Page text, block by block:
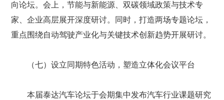
向论坛。会上，节能与新能源、双碳领域政策与技术专
家、企业高层展开深度研讨。同时，打造两场专题论坛，
重点围绕自动驾驶产业化与关键技术创新趋势开展研讨。
（七）设立同期特色活动，塑造立体化会议平台
本届泰达汽车论坛于会期集中发布汽车行业课题研究